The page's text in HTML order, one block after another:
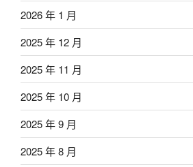
2026 年 1 月
2025 年 12 月
2025 年 11 月
2025 年 10 月
2025 年 9 月
2025 年 8 月